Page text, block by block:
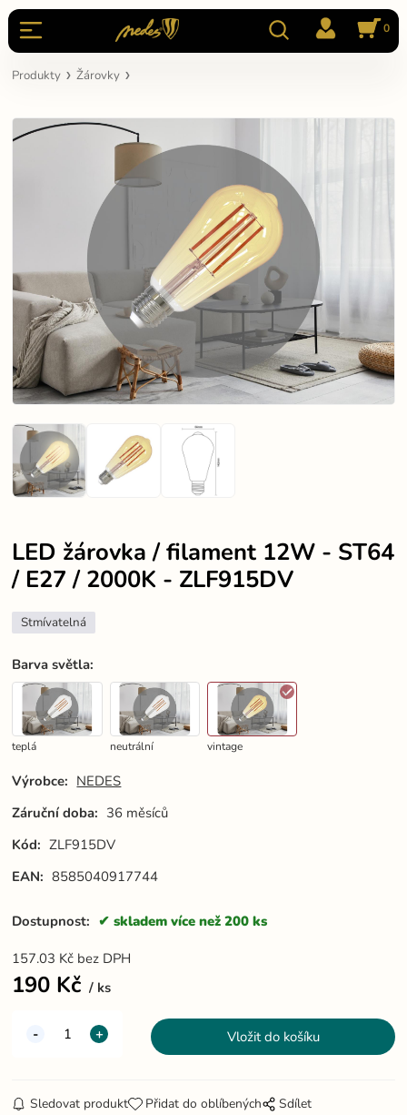
0
Produkty Žárovky
LED žárovka / filament 12W - ST64
/ E27 / 2000K - ZLF915DV
Stmívatelná
Barva světla:
teplá neutrální vintage
Výrobce: NEDES
Záruční doba: 36 měsíců
Kód: ZLF915DV
EAN: 8585040917744
Dostupnost: skladem více než 200 ks
157.03 Kč bez DPH
190 Kč ks
Sledovat produkt Přidat do oblíbených Sdílet